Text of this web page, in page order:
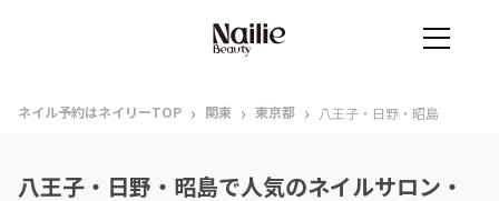
ネイル予約はネイリーTOP › 関東 › 東京都 › 八王子・日野・昭島
八王子・日野・昭島で人気のネイルサロン・